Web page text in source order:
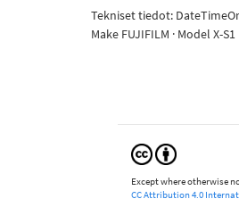
Tekniset tiedot:
Make FUJIFILM · Model X-S1
Except where otherwise
CC Attribution 4.0